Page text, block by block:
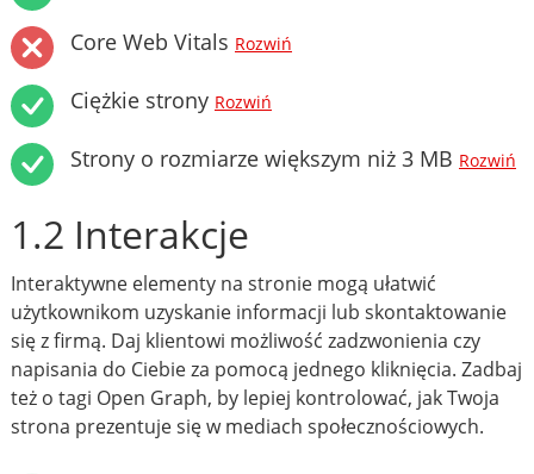
Core Web Vitals Rozwiń
Ciężkie strony Rozwiń
Strony o rozmiarze większym niż 3 MB Rozwiń
1.2 Interakcje
Interaktywne elementy na stronie mogą ułatwić
użytkownikom uzyskanie informacji lub skontaktowanie
się z firmą. Daj klientowi możliwość zadzwonienia czy
napisania do Ciebie za pomocą jednego kliknięcia. Zadbaj
też o tagi Open Graph, by lepiej kontrolować, jak Twoja
strona prezentuje się w mediach społecznościowych.